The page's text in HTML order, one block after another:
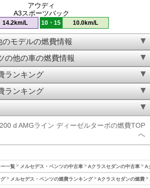
アウディ
A3スポーツバック
14.2km/L 10・15 10.0km/L
モデルの燃費情報
の他の車の燃費情報
ランキング
ランキング
d AMGライン ディーゼルターボの燃費TOP
へ
一覧 メルセデス・ベンツの中古車 Aクラスセダンの中古車 A
メルセデス・ベンツの燃費ランキング Aクラスセダンの燃費